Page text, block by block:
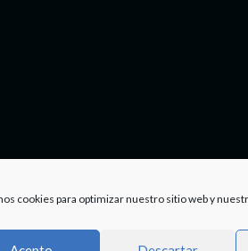
cookies para optimizar nuestro sitio web y
Twitter